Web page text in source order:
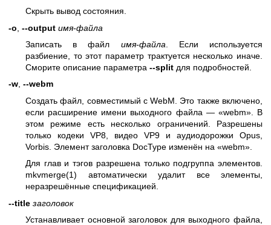
Скрыть вывод состояния.
-o --output имя-файла
Записать в файл имя-файла . Если используется
разбиение, то этот параметр трактуется несколько иначе.
Сморите описание параметра --split для подробностей.
-w, --webm
Создать файл, совместимый с WebM. Это также включено,
если расширение имени выходного файла — «webm». В
этом режиме есть несколько ограничений. Разрешены
только кодеки VP8, видео VP9 и аудиодорожки Opus,
Vorbis. Элемент заголовка DocType изменён на «webm».
Для глав и тэгов разрешена только подгруппа элементов.
mkvmerge(1) автоматически удалит все элементы,
неразрешённые спецификацией.
--title заголовок
Устанавливает основной заголовок для выходного файла,